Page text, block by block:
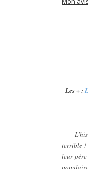
Les + :
terrible !
leur